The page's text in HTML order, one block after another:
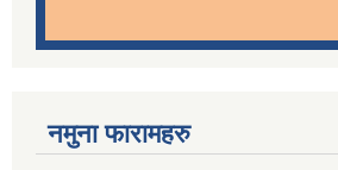
नमुना फारामहरु